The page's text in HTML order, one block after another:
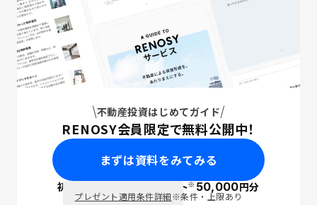
不動産投資はじめてガイド
RENOSY会員限定で無料公開中！
まずは資料をみてみる
初回面談で ポイント※50,000円分
プレゼント適用条件詳細※条件・上限あり